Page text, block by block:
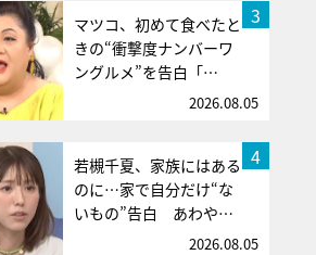
3
マツコ、初めて食べたと
きの“衝撃度ナンバーワ
ングルメ”を告白「…
2026.08.05
4
若槻千夏、家族にはある
のに…家で自分だけ“な
いもの”告白 あわや…
2026.08.05